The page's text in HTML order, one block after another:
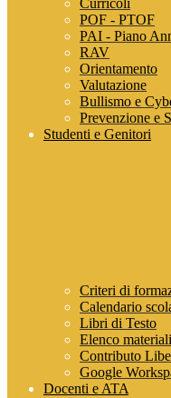
Curricoli
POF - PTOF
PAI - Piano
RAV
Orientamento
Valutazione
Bullismo e
Prevenzione e
Studenti e Genitori
Criteri di
Calendario
Libri di Testo
Elenco
Contributo
Google
Docenti e ATA